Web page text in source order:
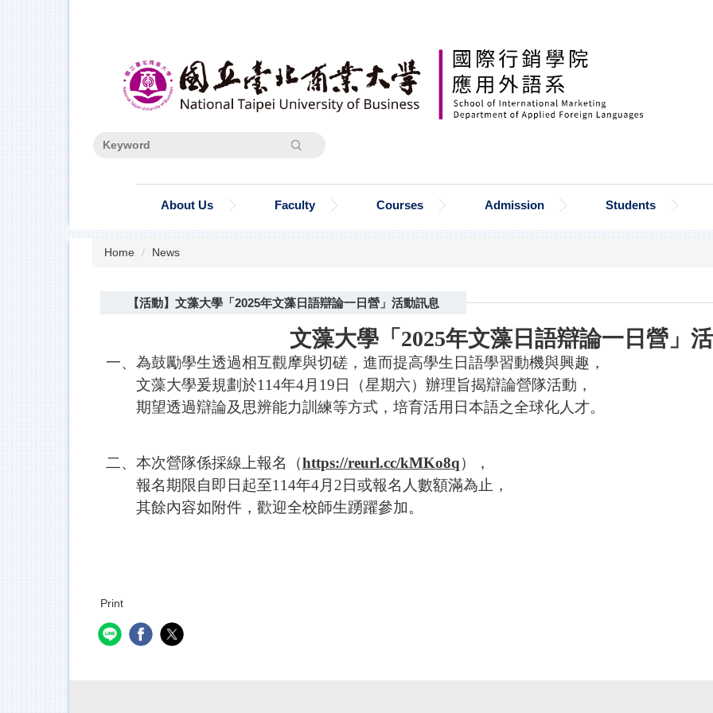
Search
About Us Faculty Courses Admission Students
Home News
【活動】文藻大學「2025年文藻日語辯論一日營」活動訊息
文藻大學「2025年文藻日語辯論一日營」
一、為鼓勵學生透過相互觀摩與切磋，進而提高學生日語學習動機與興趣，
文藻大學爰規劃於114年4月19日（星期六）辦理旨揭辯論營隊活動，
期望透過辯論及思辨能力訓練等方式，培育活用日本語之全球化人才。
二、本次營隊係採線上報名（https://reurl.cc/kMKo8q），
報名期限自即日起至114年4月2日或報名人數額滿為止，
其餘內容如附件，歡迎全校師生踴躍參加。
Print